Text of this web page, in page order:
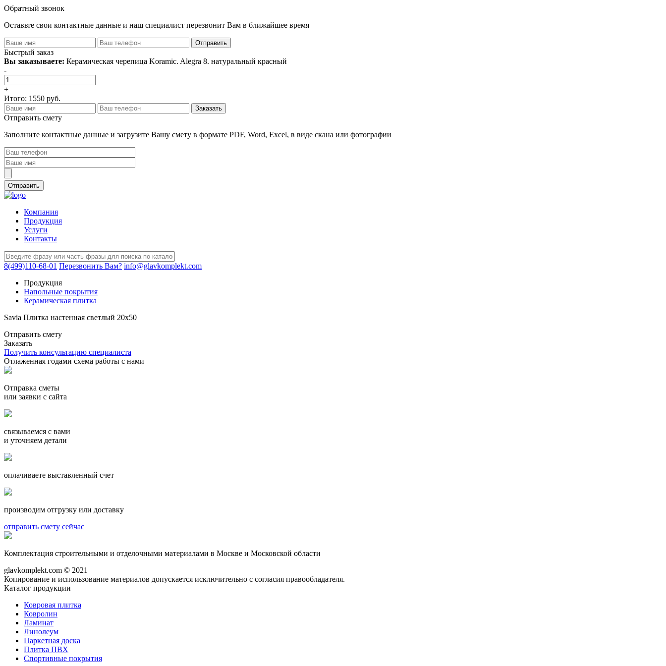
Обратный звонок
Оставьте свои контактные данные и наш специалист перезвонит Вам в ближайшее время
Быстрый заказ
Вы заказываете: Керамическая черепица Koramic. Alegra 8. натуральный красный
-
+
Итого: 1550 руб.
Отправить смету
Заполните контактные данные и загрузите Вашу смету в формате PDF, Word, Excel, в виде скана или фотографии
Компания
Продукция
Услуги
Контакты
8(499)110-68-01 Перезвонить Вам? info@glavkomplekt.com
Продукция
Напольные покрытия
Керамическая плитка
Savia Плитка настенная светлый 20х50
Отправить смету
Заказать
Получить консультацию специалиста
Отлаженная годами схема работы с нами
Отправка сметы
или заявки с сайта
связываемся с вами
и уточняем детали
оплачиваете выставленный счет
производим отгрузку или доставку
отправить смету сейчас
Комплектация строительными и отделочными материалами в Москве и Московской области
glavkomplekt.com © 2021
Копирование и использование материалов допускается исключительно с согласия правообладателя.
Каталог продукции
Ковровая плитка
Ковролин
Ламинат
Линолеум
Паркетная доска
Плитка ПВХ
Спортивные покрытия